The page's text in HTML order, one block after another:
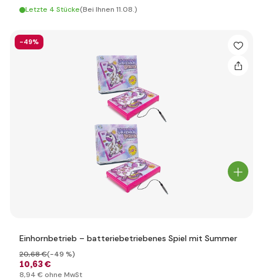
Letzte 4 Stücke(Bei Ihnen 11.08.)
-49%
Einhornbetrieb – batteriebetriebenes Spiel mit Summer
10,63 €
20,68 €(-49 %)
8,94 € ohne MwSt